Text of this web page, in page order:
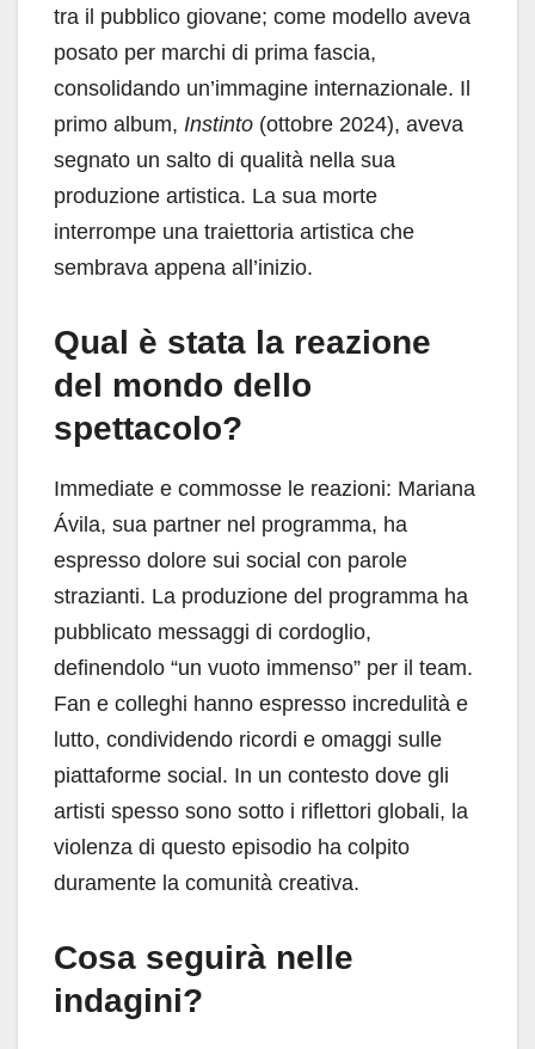
tra il pubblico giovane; come modello aveva
posato per marchi di prima fascia,
consolidando un’immagine internazionale. Il
primo album, Instinto (ottobre 2024), aveva
segnato un salto di qualità nella sua
produzione artistica. La sua morte
interrompe una traiettoria artistica che
sembrava appena all’inizio.
Qual è stata la reazione
del mondo dello
spettacolo?
Immediate e commosse le reazioni: Mariana
Ávila, sua partner nel programma, ha
espresso dolore sui social con parole
strazianti. La produzione del programma ha
pubblicato messaggi di cordoglio,
definendolo “un vuoto immenso” per il team.
Fan e colleghi hanno espresso incredulità e
lutto, condividendo ricordi e omaggi sulle
piattaforme social. In un contesto dove gli
artisti spesso sono sotto i riflettori globali, la
violenza di questo episodio ha colpito
duramente la comunità creativa.
Cosa seguirà nelle
indagini?